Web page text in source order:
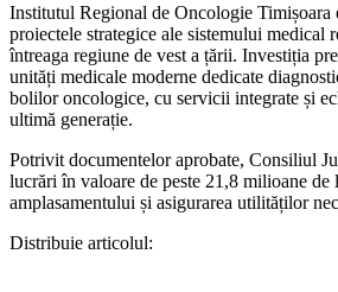
Institutul Regional de Oncologie Timișoara
proiectele strategice ale sistemului medical
întreaga regiune de vest a țării. Investiția
unități medicale moderne dedicate
bolilor oncologice, cu servicii integrate și
ultimă generație.
Potrivit documentelor aprobate, Consiliul
lucrări în valoare de peste 21,8 milioane de
amplasamentului și asigurarea utilităților
Distribuie articolul: